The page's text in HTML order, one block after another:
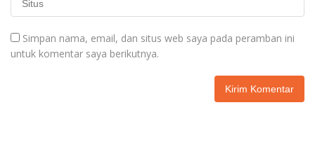
Simpan nama, email, dan situs web saya pada peramban ini
untuk komentar saya berikutnya.